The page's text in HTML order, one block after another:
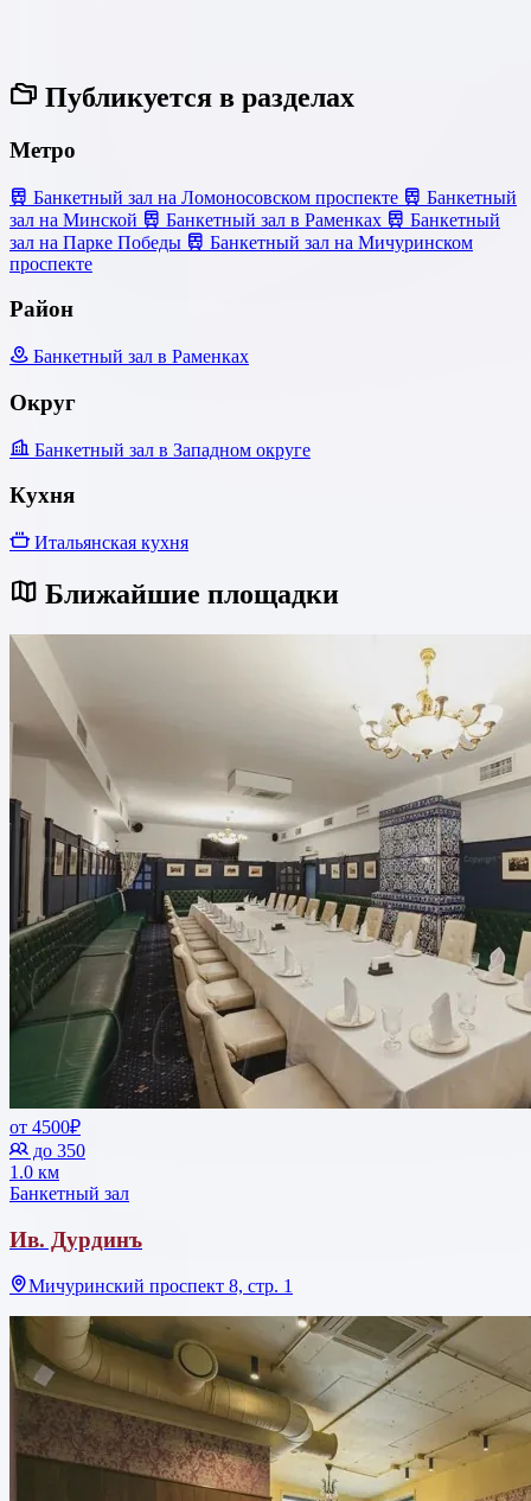
Публикуется в разделах
Метро
Банкетный зал на Ломоносовском проспекте
Банкетный
зал на Минской
Банкетный зал в Раменках
Банкетный
зал на Парке Победы
Банкетный зал на Мичуринском
проспекте
Район
Банкетный зал в Раменках
Округ
Банкетный зал в Западном округе
Кухня
Итальянская кухня
Ближайшие площадки
от 4500₽
до 350
1.0 км
Банкетный зал
Ив. Дурдинъ
Мичуринский проспект 8, стр. 1